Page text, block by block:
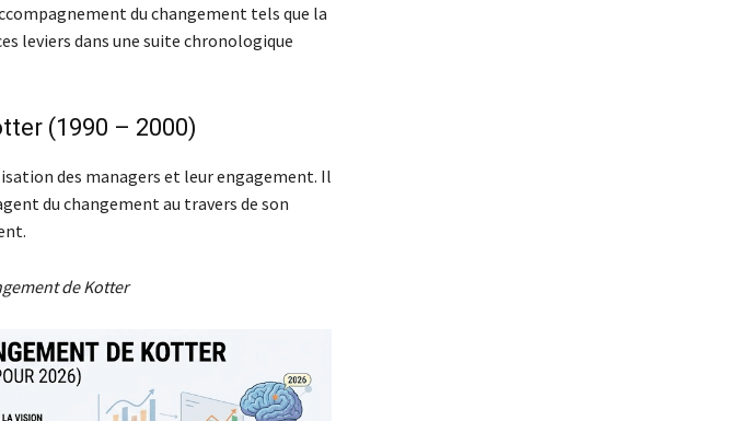
du changement tels que la
leviers dans une suite chronologique
(1990 – 2000)
des managers et leur engagement. Il
du changement au travers de son
de Kotter